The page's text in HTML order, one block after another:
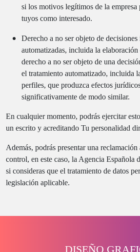
si los motivos legítimos de la empresa
tuyos como interesado.
Derecho a no ser objeto de
automatizadas, incluida la
derecho a no ser objeto de una
el tratamiento automatizado, incluida
perfiles, que produzca efectos
significativamente de modo similar.
En cualquier momento, podrás ejercitar
un escrito y acreditando Tu personalidad
Además, podrás presentar una
control, en este caso, la Agencia Española
si consideras que el tratamiento de datos
legislación aplicable.
DISEÑO